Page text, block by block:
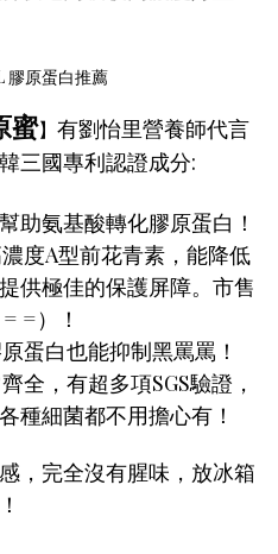
蜜】 有劉怡里營養師代言
三國專利認證成分:
助氨基酸轉化膠原蛋白！
度A型前花青素，能降低
供極佳的保護屏障。市售
=）！
蛋白也能抑制黑罵罵！
全，有超多項SGS驗證，
種細菌都不用擔心有！
，完全沒有腥味，放冰箱